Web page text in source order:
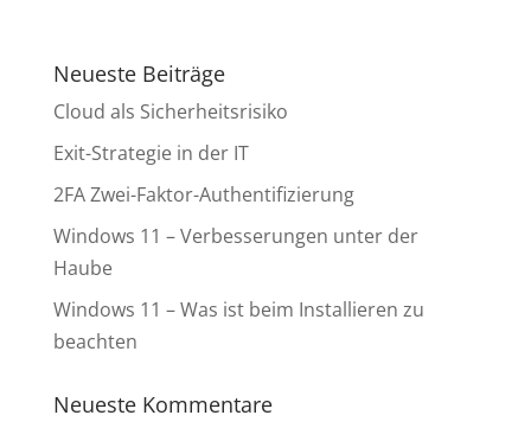
Neueste Beiträge
Cloud als Sicherheitsrisiko
Exit-Strategie in der IT
2FA Zwei-Faktor-Authentifizierung
Windows 11 – Verbesserungen unter der
Haube
Windows 11 – Was ist beim Installieren zu
beachten
Neueste Kommentare